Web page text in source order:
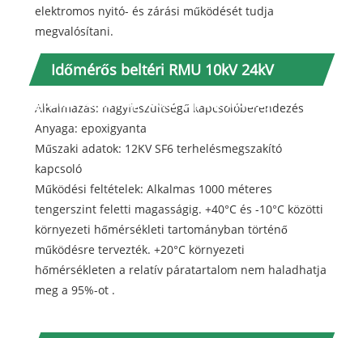
elektromos nyitó- és zárási működését tudja
megvalósítani.
Időmérős beltéri RMU 10kV 24kV
gázterhelés kapcsoló (specifikáció)
Alkalmazás: nagyfeszültségű kapcsolóberendezés
Anyaga: epoxigyanta
Műszaki adatok: 12KV SF6 terhelésmegszakító
kapcsoló
Működési feltételek: Alkalmas 1000 méteres
tengerszint feletti magasságig. +40°C és -10°C közötti
környezeti hőmérsékleti tartományban történő
működésre tervezték. +20°C környezeti
hőmérsékleten a relatív páratartalom nem haladhatja
meg a 95%-ot .